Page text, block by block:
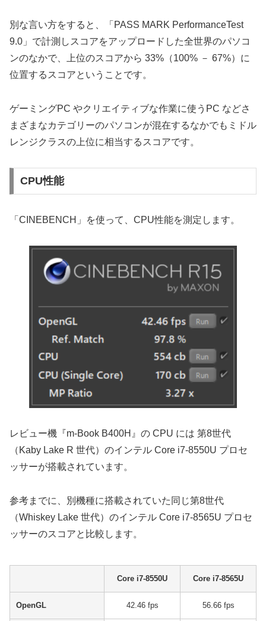
別な言い方をすると、「PASS MARK PerformanceTest
9.0」で計測しスコアをアップロードした全世界のパソコ
ンのなかで、上位のスコアから 33%（100% － 67%）に
位置するスコアということです。
ゲーミングPC やクリエイティブな作業に使うPC などさ
まざまなカテゴリーのパソコンが混在するなかでもミドル
レンジクラスの上位に相当するスコアです。
CPU性能
「CINEBENCH」を使って、CPU性能を測定します。
レビュー機『m-Book B400H』の CPU には 第8世代
（Kaby Lake R 世代）のインテル Core i7-8550U プロセ
ッサーが搭載されています。
参考までに、別機種に搭載されていた同じ第8世代
（Whiskey Lake 世代）のインテル Core i7-8565U プロセ
ッサーのスコアと比較します。
Core i7-8550U Core i7-8565U
OpenGL 42.46 fps 56.66 fps